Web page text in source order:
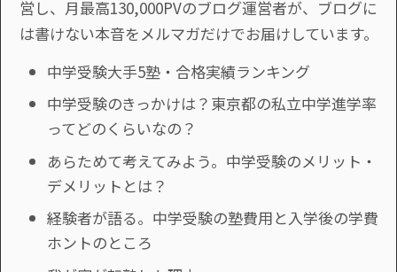
営し、月最高130,000PVのブログ運営者が、ブログに
は書けない本音をメルマガだけでお届けしています。
中学受験大手5塾・合格実績ランキング
中学受験のきっかけは？東京都の私立中学進学率
ってどのくらいなの？
あらためて考えてみよう。中学受験のメリット・
デメリットとは？
経験者が語る。中学受験の塾費用と入学後の学費
ホントのところ